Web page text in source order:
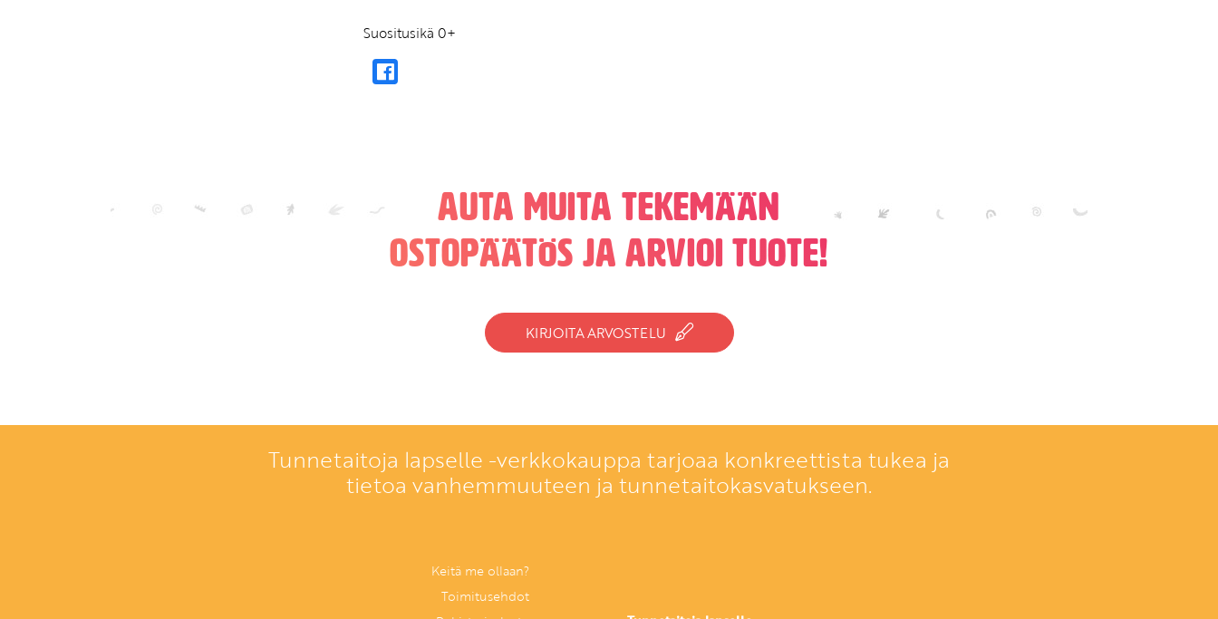
Suositusikä 0+
Auta muita tekemään
ostopäätös ja arvioi tuote!
KIRJOITA ARVOSTELU
Tunnetaitoja lapselle -verkkokauppa tarjoaa konkreettista tukea ja
tietoa vanhemmuuteen ja tunnetaitokasvatukseen.
Keitä me ollaan?
Toimitusehdot